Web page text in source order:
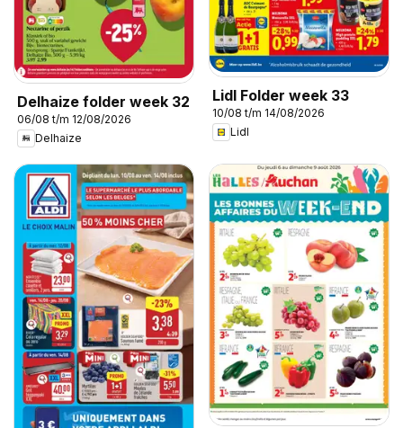
Delhaize folder week 32
06/08 t/m 12/08/2026
Delhaize
Lidl Folder week 33
10/08 t/m 14/08/2026
Lidl